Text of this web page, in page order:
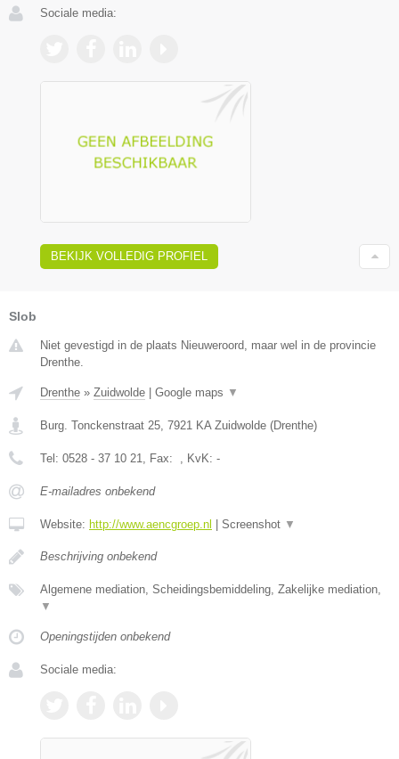
Sociale media:
BEKIJK VOLLEDIG PROFIEL
Slob
Niet gevestigd in de plaats Nieuweroord, maar wel in de provincie
Drenthe.
Drenthe » Zuidwolde Google maps ▼
Burg. Tonckenstraat 25 7921 KA Zuidwolde (Drenthe)
Tel: 0528 - 37 10 21 , Fax: , KvK: -
E-mailadres onbekend
Website: http://www.aencgroep.nl Screenshot ▼
Beschrijving onbekend
Algemene mediation, Scheidingsbemiddeling, Zakelijke mediation,
▼
Openingstijden onbekend
Sociale media: